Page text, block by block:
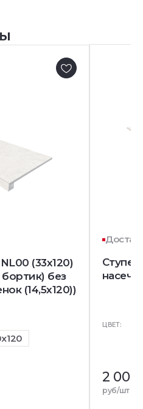
(33x120)
без
(14,5x120))
ЦВЕТ:
2 005
руб/шт